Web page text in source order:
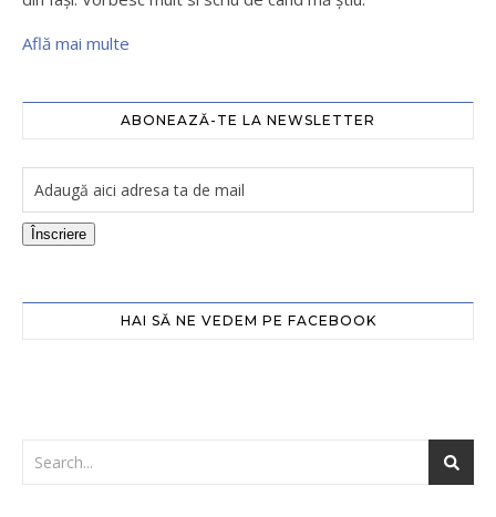
Află mai multe
ABONEAZĂ-TE LA NEWSLETTER
Înscriere
HAI SĂ NE VEDEM PE FACEBOOK